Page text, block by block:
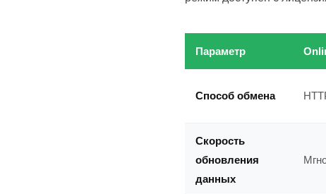
Параметр
Способ обмена
Скорость
обновления
данных